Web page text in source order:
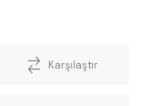
Karşılaştır